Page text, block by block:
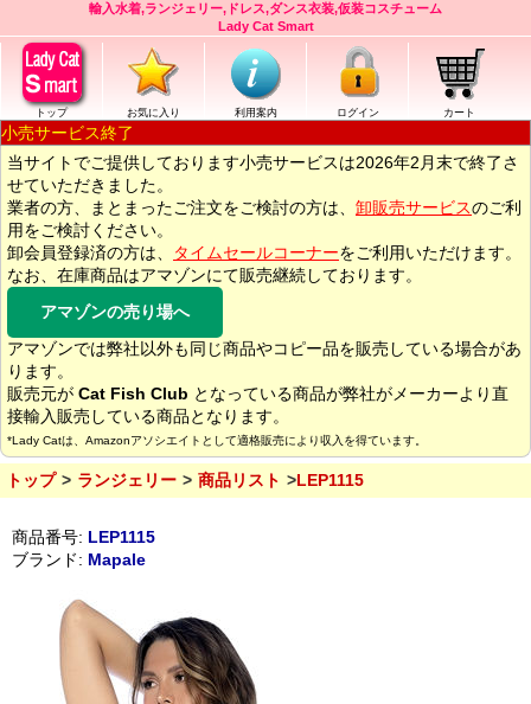
輸入水着,ランジェリー,ドレス,ダンス衣装,仮装コスチューム
Lady Cat Smart
トップ お気に入り 利用案内 ログイン カート
小売サービス終了
当サイトでご提供しております小売サービスは2026年2月末で終了さ
せていただきました。
業者の方、まとまったご注文をご検討の方は、 卸販売サービスのご利
用をご検討ください。
卸会員登録済の方は、
タイムセールコーナーをご利用いただけます。
なお、在庫商品はアマゾンにて販売継続しております。
アマゾンの売り場へ
アマゾンでは弊社以外も同じ商品やコピー品を販売している場合があ
ります。
販売元が Cat Fish Club となっている商品が弊社がメーカーより直
接輸入販売している商品となります。
*Lady Catは、Amazonアソシエイトとして適格販売により収入を得ています。
トップ ランジェリー 商品リスト LEP1115
商品番号: LEP1115
ブランド: Mapale